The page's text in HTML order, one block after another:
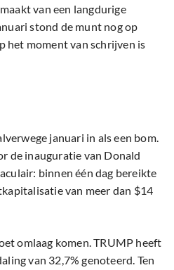
van een langdurige
stond de munt nog op
het moment van schrijven is
januari in als een bom.
de inauguratie van Donald
binnen één dag bereikte
van meer dan $14
omlaag komen. TRUMP heeft
van 32,7% genoteerd. Ten